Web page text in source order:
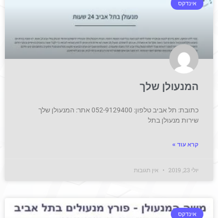
אינדקס
המנעולן שלך
כתובת: תל אביב טלפון: 052-9129400 אתר: המנעולן שלך
שירות מנעולן בתל
קרא עוד »
יולי 23, 2019 אין תגובות
אינדקס